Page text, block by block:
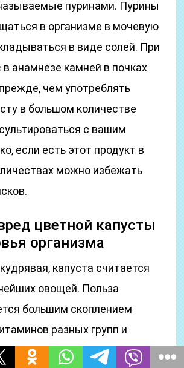
пуринами. Пурины
в организме в мочевую
в виде солей. При
в анамнезе камней в почках
чем употреблять
в большом количестве
с вашим
если есть этот продукт в
можно избежать
цветной капусты
организма
капуста считается
овощей. Польза
большим скоплением
разных групп и
в составе продукта. Овощ